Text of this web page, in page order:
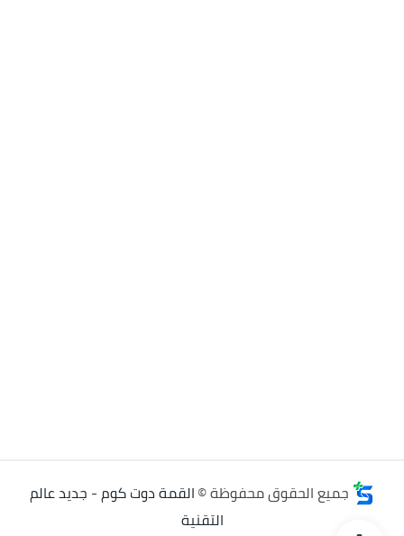
جميع الحقوق محفوظة ©القمة دوت كوم - جديد عالم
التقنية